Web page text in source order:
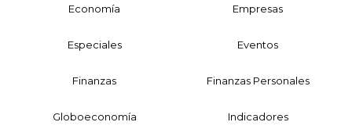
Economía Empresas
Especiales Eventos
Finanzas Finanzas Personales
Globoeconomía Indicadores